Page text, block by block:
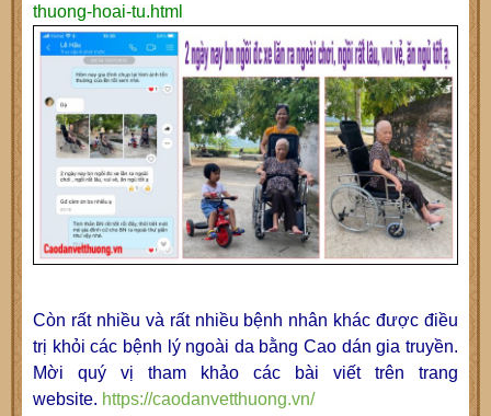
thuong-hoai-tu.html
Còn rất nhiều và rất nhiều bệnh nhân khác được điều
trị khỏi các bệnh lý ngoài da bằng Cao dán gia truyền.
Mời quý vị tham khảo các bài viết trên trang
website. https://caodanvetthuong.vn/